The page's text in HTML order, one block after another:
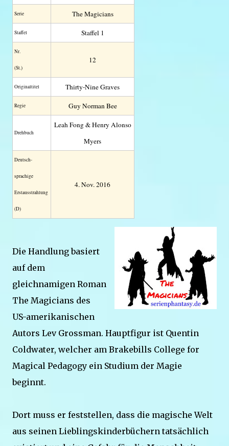
Serie The Magicians
Staffel Staffel 1
Nr.
(St.)
12
Original­titel Thirty-Nine Graves
Regie Guy Norman Bee
Drehbuch
Leah Fong & Henry Alonso
Myers
Deutsch­
sprachige
Erstaus­strahlung
(D)
4. Nov. 2016
Die Handlung basiert
auf dem
gleichnamigen Roman
The Magicians des
US-amerikanischen
Autors Lev Grossman. Hauptfigur ist Quentin
Coldwater, welcher am Brakebills College for
Magical Pedagogy ein Studium der Magie
beginnt.
Dort muss er feststellen, dass die magische Welt
aus seinen Lieblingskinderbüchern tatsächlich